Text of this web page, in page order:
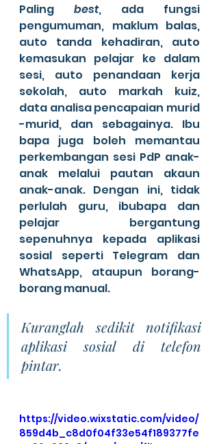
Paling best, ada fungsi
pengumuman, maklum balas,
auto tanda kehadiran, auto
kemasukan pelajar ke dalam
sesi, auto penandaan kerja
sekolah, auto markah kuiz,
data analisa pencapaian murid
-murid, dan sebagainya. Ibu
bapa juga boleh memantau
perkembangan sesi PdP anak-
anak melalui pautan akaun
anak-anak. Dengan ini, tidak
perlulah guru, ibubapa dan
pelajar bergantung
sepenuhnya kepada aplikasi
sosial seperti Telegram dan
WhatsApp, ataupun borang-
borang manual.
Kuranglah sedikit notifikasi
aplikasi sosial di telefon
pintar.
https://video.wixstatic.com/video/
859d4b_c8d0f04f33e54f189377fe